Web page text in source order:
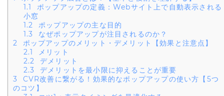
1.1
ポップアップの定義：Webサイト上で自動表示される
小窓
1.2 ポップアップの主な目的
1.3
なぜポップアップが注目されるのか？
2 ポップアップのメリット・デメリット【効果と注意点】
2.1
メリット
2.2 デメリット
2.3
デメリットを最小限に抑えることが重要
3
CVR改善に繋がる！効果的なポップアップの使い方【5つ
のコツ】